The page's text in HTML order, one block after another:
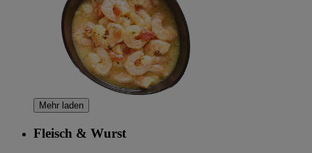
Mehr laden
Fleisch & Wurst